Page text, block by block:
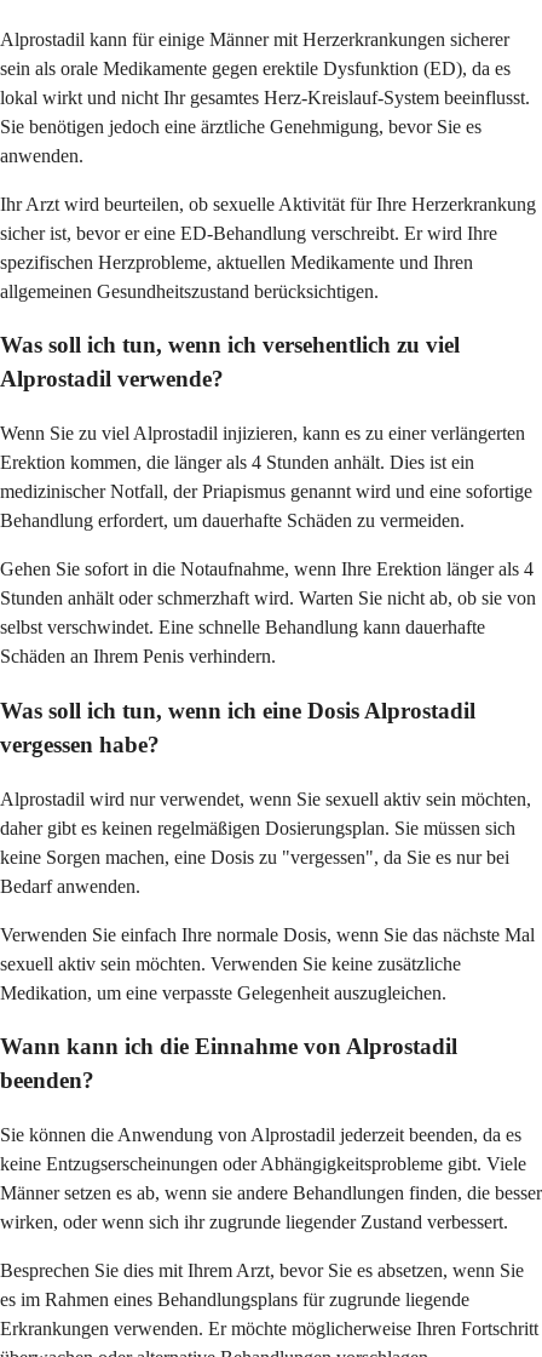
Alprostadil kann für einige Männer mit Herzerkrankungen sicherer
sein als orale Medikamente gegen erektile Dysfunktion (ED), da es
lokal wirkt und nicht Ihr gesamtes Herz-Kreislauf-System beeinflusst.
Sie benötigen jedoch eine ärztliche Genehmigung, bevor Sie es
anwenden.
Ihr Arzt wird beurteilen, ob sexuelle Aktivität für Ihre Herzerkrankung
sicher ist, bevor er eine ED-Behandlung verschreibt. Er wird Ihre
spezifischen Herzprobleme, aktuellen Medikamente und Ihren
allgemeinen Gesundheitszustand berücksichtigen.
Was soll ich tun, wenn ich versehentlich zu viel
Alprostadil verwende?
Wenn Sie zu viel Alprostadil injizieren, kann es zu einer verlängerten
Erektion kommen, die länger als 4 Stunden anhält. Dies ist ein
medizinischer Notfall, der Priapismus genannt wird und eine sofortige
Behandlung erfordert, um dauerhafte Schäden zu vermeiden.
Gehen Sie sofort in die Notaufnahme, wenn Ihre Erektion länger als 4
Stunden anhält oder schmerzhaft wird. Warten Sie nicht ab, ob sie von
selbst verschwindet. Eine schnelle Behandlung kann dauerhafte
Schäden an Ihrem Penis verhindern.
Was soll ich tun, wenn ich eine Dosis Alprostadil
vergessen habe?
Alprostadil wird nur verwendet, wenn Sie sexuell aktiv sein möchten,
daher gibt es keinen regelmäßigen Dosierungsplan. Sie müssen sich
keine Sorgen machen, eine Dosis zu "vergessen", da Sie es nur bei
Bedarf anwenden.
Verwenden Sie einfach Ihre normale Dosis, wenn Sie das nächste Mal
sexuell aktiv sein möchten. Verwenden Sie keine zusätzliche
Medikation, um eine verpasste Gelegenheit auszugleichen.
Wann kann ich die Einnahme von Alprostadil
beenden?
Sie können die Anwendung von Alprostadil jederzeit beenden, da es
keine Entzugserscheinungen oder Abhängigkeitsprobleme gibt. Viele
Männer setzen es ab, wenn sie andere Behandlungen finden, die besser
wirken, oder wenn sich ihr zugrunde liegender Zustand verbessert.
Besprechen Sie dies mit Ihrem Arzt, bevor Sie es absetzen, wenn Sie
es im Rahmen eines Behandlungsplans für zugrunde liegende
Erkrankungen verwenden. Er möchte möglicherweise Ihren Fortschritt